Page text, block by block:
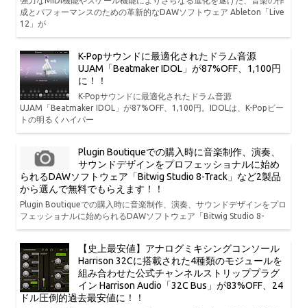
成とパフォーマンスのための革新的なDAWソフトウェア Ableton「Live
12」が
K-Popサウンドに最適化されたドラム音源
UJAM「Beatmaker IDOL」が87%OFF、1,100円
に！！
K-Popサウンドに最適化されたドラム音源
UJAM「Beatmaker IDOL」が87%OFF、1,100円。IDOLは、K-Popビー
トの明るくハイパー
Plugin Boutiqueでの購入時に音楽制作、演奏、
サウンドデザインをプロフェッショナルに始め
られるDAWソフトウェア「Bitwig Studio 8-Track」など2製品
から選んで無料でもらえます！！
Plugin Boutiqueでの購入時に音楽制作、演奏、サウンドデザインをプロ
フェッショナルに始められるDAWソフトウェア「Bitwig Studio 8-
【史上最安値】アナログミキシングコンソール
Harrison 32Cに搭載された4種類のモジュールを
組み合わせた公式チャンネルストリッププラグ
イン Harrison Audio「32C Bus」が83%OFF、24
ドル圧倒的過去最安値に！！